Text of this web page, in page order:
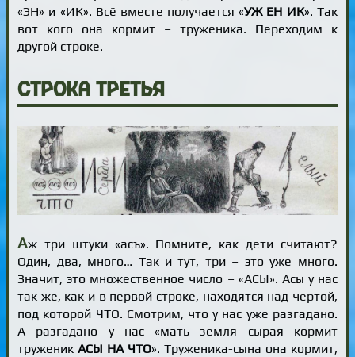
«ЭН» и «ИК». Всё вместе получается «УЖ ЕН ИК». Так
вот кого она кормит – труженика. Переходим к
другой строке.
Строка третья
Аж три штуки «асъ». Помните, как дети считают?
Один, два, много… Так и тут, три – это уже много.
Значит, это множественное число – «АСЫ». Асы у нас
так же, как и в первой строке, находятся над чертой,
под которой ЧТО. Смотрим, что у нас уже разгадано.
А разгадано у нас «мать земля сырая кормит
труженикАСЫ НА ЧТО». Труженика-сына она кормит,